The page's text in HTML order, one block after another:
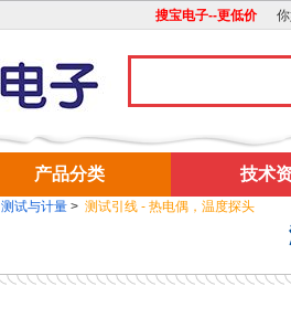
搜宝电子--更低价
产品分类 技术
测试与计量 > 测试引线 - 热电偶，温度探头